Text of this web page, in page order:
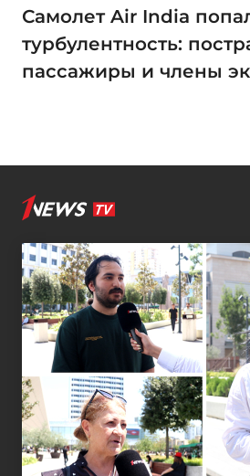
Самолет Air India
турбулентность:
пассажиры и члены